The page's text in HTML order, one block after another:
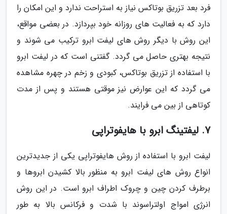
فرد بعد تزریق بوتاکس نیاز به استراحت ندارد و این امکان را
دارد که به فعالیت های روزانه خود بپردازد. در بعضی مواقع،
این روش با دیگر روش های لیفت ابرو ترکیب می شوند و
نتیجه بهتری حاصل می گردد. گفتنی است که در لیفت ابرو
با استفاده از تزریق بوتاکس، کبودی و زخم در چهره مشاهده
می گردد که این عوارض نیز موقتی هستند و پس از مدت
کوتاهی از بین می فرایند.
7. لیفتینگ ابرو با هایفوتراپی
لیفت ابرو با استفاده از روش هایفوتراپی یکی از جدیدترین
انواع روش های لیفت ابرو به منظور بالا کشیدن ابروها و
برطرف کردن چین و چروک اطراف ابرو است. در این روش
انرژی امواج اولتراسوند با شدت و فرکانس بالا به طور